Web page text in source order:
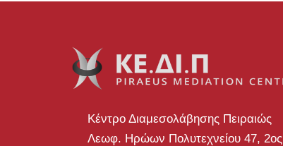
Κέντρο Διαμεσολάβησης Πειραιώς
Λεωφ. Ηρώων Πολυτεχνείου 47, 2ος